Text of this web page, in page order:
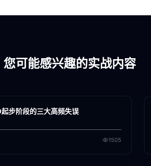
可能感兴趣的实战内容
步阶段的三大高频失误
1505